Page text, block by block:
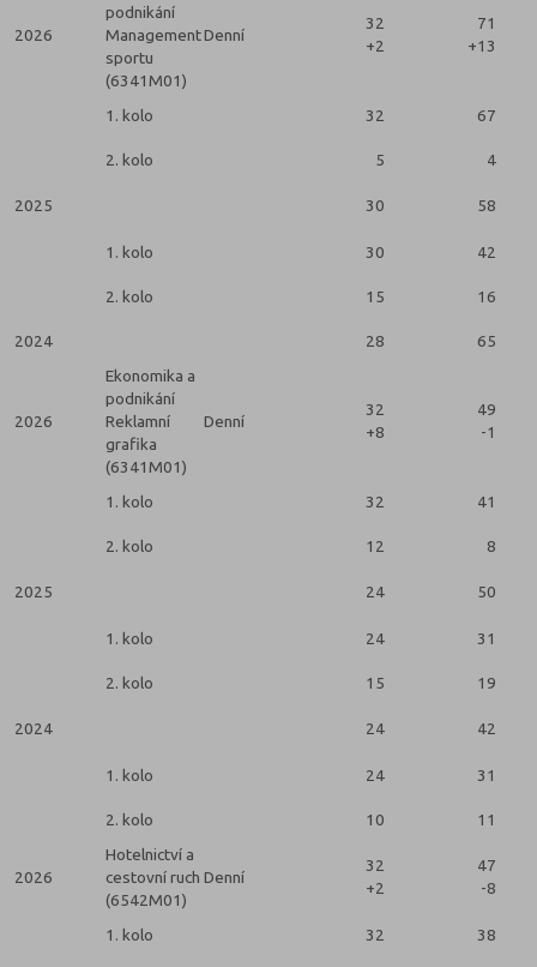
2026
podnikání
Management
sportu
(6341M01)
Denní
32
+2
71
+13
1. kolo 32 67
2. kolo 5 4
2025 30 58
1. kolo 30 42
2. kolo 15 16
2024 28 65
2026
Ekonomika a
podnikání
Reklamní
grafika
(6341M01)
Denní
32
+8
49
-1
1. kolo 32 41
2. kolo 12 8
2025 24 50
1. kolo 24 31
2. kolo 15 19
2024 24 42
1. kolo 24 31
2. kolo 10 11
2026
Hotelnictví a
cestovní ruch
(6542M01)
Denní
32
+2
47
-8
1. kolo 32 38